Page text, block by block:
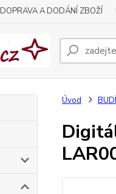
DOPRAVA A DODÁNÍ ZBOŽÍ
Úvod